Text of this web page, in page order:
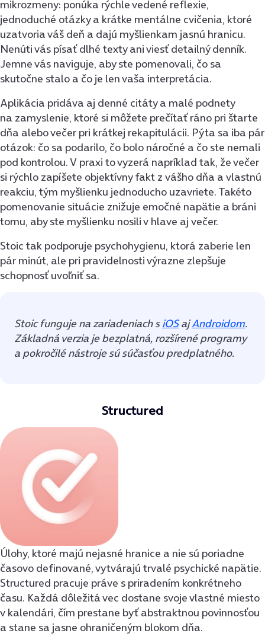
mikrozmeny: ponúka rýchle vedené reflexie,
jednoduché otázky a krátke mentálne cvičenia, ktoré
uzatvoria váš deň a dajú myšlienkam jasnú hranicu.
Nenúti vás písať dlhé texty ani viesť detailný denník.
Jemne vás naviguje, aby ste pomenovali, čo sa
skutočne stalo a čo je len vaša interpretácia.
Aplikácia pridáva aj denné citáty a malé podnety
na zamyslenie, ktoré si môžete prečítať ráno pri štarte
dňa alebo večer pri krátkej rekapitulácii. Pýta sa iba pár
otázok: čo sa podarilo, čo bolo náročné a čo ste nemali
pod kontrolou. V praxi to vyzerá napríklad tak, že večer
si rýchlo zapíšete objektívny fakt z vášho dňa a vlastnú
reakciu, tým myšlienku jednoducho uzavriete. Takéto
pomenovanie situácie znižuje emočné napätie a bráni
tomu, aby ste myšlienku nosili v hlave aj večer.
Stoic tak podporuje psychohygienu, ktorá zaberie len
pár minút, ale pri pravidelnosti výrazne zlepšuje
schopnosť uvoľniť sa.
Stoic funguje na zariadeniach siOSajAndroidom.
Základná verzia je bezplatná, rozšírené programy
a pokročilé nástroje sú súčasťou predplatného.
Structured
Úlohy, ktoré majú nejasné hranice a nie sú poriadne
časovo definované, vytvárajú trvalé psychické napätie.
Structured pracuje práve s priradením konkrétneho
času. Každá dôležitá vec dostane svoje vlastné miesto
v kalendári, čím prestane byť abstraktnou povinnosťou
a stane sa jasne ohraničeným blokom dňa.